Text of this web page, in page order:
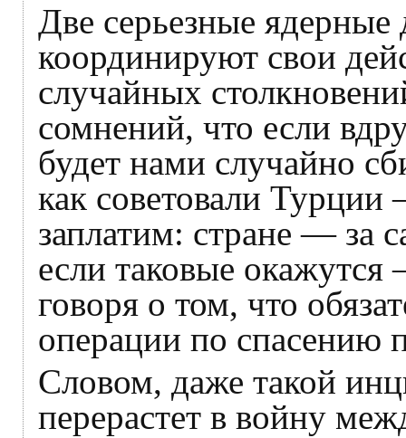
Две серьезные ядерные
координируют свои
случайных
сомнений, что если
будет нами случайно
как советовали
заплатим: стране — за
если таковые
говоря о том, что
операции по спасению
Словом, даже такой
перерастет в войну